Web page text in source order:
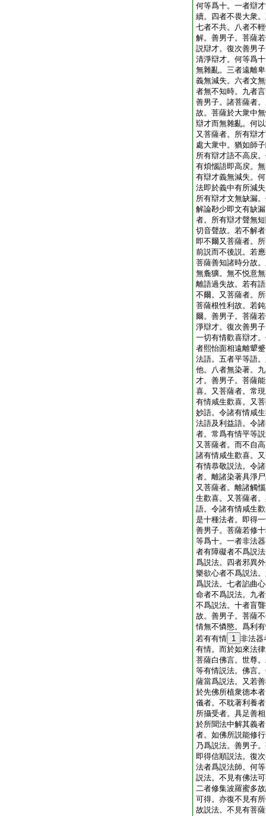
何等爲十。一者辯
續。四者不畏大衆
七者不共。八者不
解。善男子。菩薩
説辯才。復次善男
清淨辯才。何等爲
無雜亂。三者遠離
義無減失。六者文
者無不知時。九者
善男子。諸菩薩者
故。菩薩於大衆中
辯才而無雜亂。何
又菩薩者。所有辯
處大衆中。猶如師
所有辯才語不高戻
有煩惱語即高戻。
有辯才義無減失。
法即於義中有所減
所有辯才文無缺漏
解論尠少即文有缺
者。所有辯才聲無
切音聲故。若不解
即不爾又菩薩者。
前説而不後説。若
菩薩善知諸時分故
無麁獷。無不悦意
離語過失故。若有
不爾。又菩薩者。
菩薩根性利故。若
爾。善男子。菩薩
淨辯才。復次善男
一切有情歡喜辯才
者熙怡面相遠離顰
法語。五者平等語
他。八者無染著。
才。善男子。菩薩
喜。又菩薩者。常
有情咸生歡喜。又
妙語。令諸有情咸
法語及利益語。令
者。常爲有情平等
又菩薩者。而不自
諸有情咸生歡喜。
有情恭敬説法。令
者。離諸染著具淨
又菩薩者。離諸觸
生歡喜。又菩薩者
語。令諸有情咸生
是十種法者。即得
善男子。菩薩若修
等爲十。一者非法
者有障礙者不爲説
爲説法。四者邪異
樂欲心者不爲説法
爲説法。七者諂曲
命者不爲説法。九
不爲説法。十者盲
故。善男子。菩薩
情無不憐愍。爲利
若有有情 1 非法器
有情。而於如來法
菩薩白佛言。世尊
等有情説法。佛言
薩當爲説法。又若
於先佛所植衆徳本
儀者。不耽著利養
所攝受者。具足善
於所聞法中解其義
者。如佛所説能修
乃爲説法。善男子
即得信順説法。復
法者爲説法師。何
説法。不見有佛法
二者修集波羅蜜多
可得。亦復不見有
故説法。不見有菩